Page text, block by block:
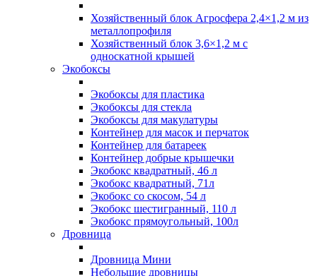
Хозяйственный блок Агросфера 2,4×1,2 м из
металлопрофиля
Хозяйственный блок 3,6×1,2 м с
односкатной крышей
Экобоксы
Экобоксы для пластика
Экобоксы для стекла
Экобоксы для макулатуры
Контейнер для масок и перчаток
Контейнер для батареек
Контейнер добрые крышечки
Экобокс квадратный, 46 л
Экобокс квадратный, 71л
Экобокс со скосом, 54 л
Экобокс шестигранный, 110 л
Экобокс прямоугольный, 100л
Дровница
Дровница Мини
Небольшие дровницы